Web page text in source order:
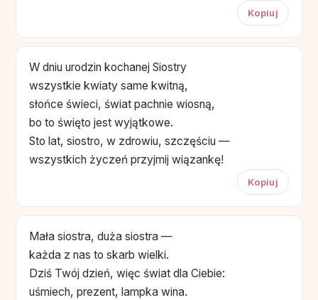
Kopiuj
W dniu urodzin kochanej Siostry
wszystkie kwiaty same kwitną,
słońce świeci, świat pachnie wiosną,
bo to święto jest wyjątkowe.
Sto lat, siostro, w zdrowiu, szczęściu —
wszystkich życzeń przyjmij wiązankę!
Kopiuj
Mała siostra, duża siostra —
każda z nas to skarb wielki.
Dziś Twój dzień, więc świat dla Ciebie:
uśmiech, prezent, lampka wina.